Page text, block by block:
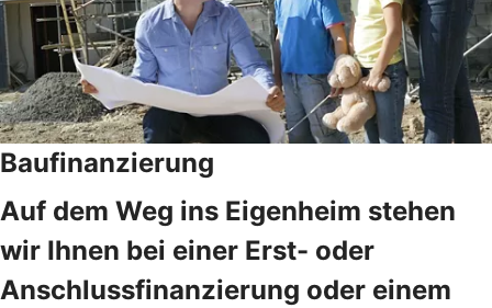
Baufinanzierung
Auf dem Weg ins Eigenheim stehen
wir Ihnen bei einer Erst- oder
Anschlussfinanzierung oder einem